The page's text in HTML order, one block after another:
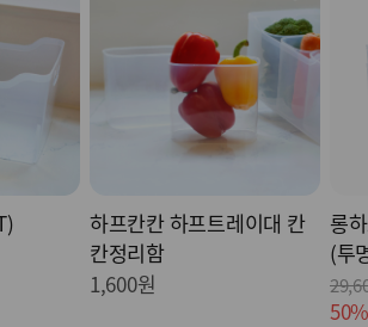
하프칸칸 하프트레이대 칸
칸정리함
1,600원
롱
(투